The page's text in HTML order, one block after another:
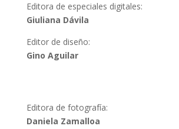
Editora de especiales digitales:
Giuliana Dávila
Editor de diseño:
Gino Aguilar
Editora de fotografía:
Daniela Zamalloa